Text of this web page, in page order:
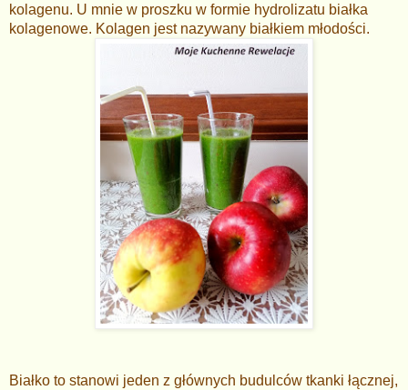
kolagenu. U mnie w proszku w formie hydrolizatu białka
kolagenowe. Kolagen jest nazywany białkiem młodości.
Białko to stanowi jeden z głównych budulców tkanki łącznej,